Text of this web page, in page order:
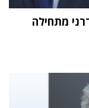
מתחילה